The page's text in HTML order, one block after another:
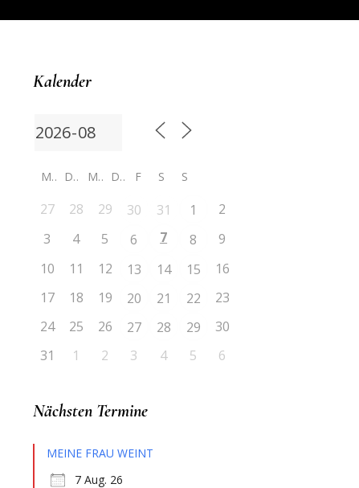
Kalender
M D M D F S S
27 28 29 30 31 1
2
3
4 5 6 7 8
9
10
11 12 13 14 15
16
17
18 19 20 21 22
23
24
25 26 27 28 29
30
31
1 2 3 4 5 6
Nächsten Termine
MEINE FRAU WEINT
7 Aug. 26